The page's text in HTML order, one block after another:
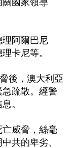
國家領導
阿爾巴尼
卡尼等。
後，澳大利亞
疏散。經警
。
威脅，絲毫
共的卑劣、